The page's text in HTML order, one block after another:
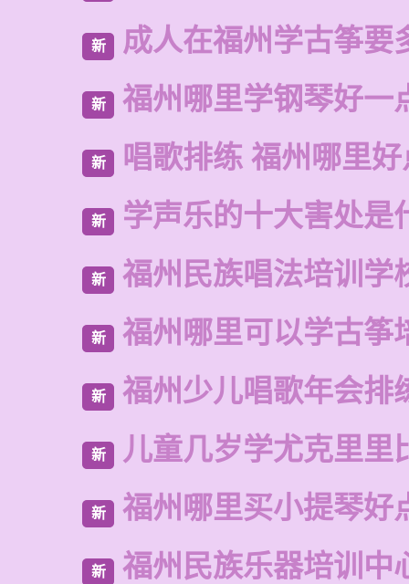
新 成人在福州学古筝要
新 福州哪里学钢琴好一
新 唱歌排练 福州哪里好
新 学声乐的十大害处是
新 福州民族唱法培训学
新 福州哪里可以学古筝
新 福州少儿唱歌年会排
新 儿童几岁学尤克里里
新 福州哪里买小提琴好
新 福州民族乐器培训中